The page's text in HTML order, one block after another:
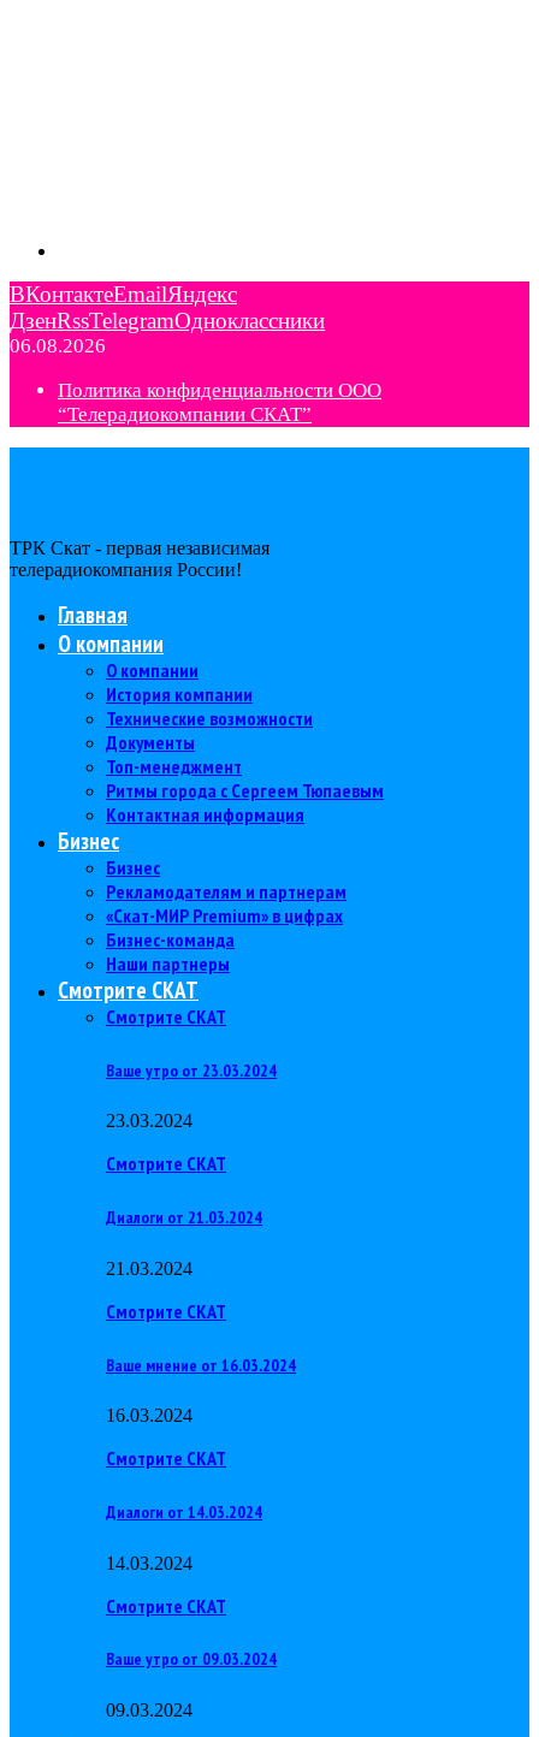
ВКонтактеEmailЯндекс
ДзенRssTelegramОдноклассники
06.08.2026
Политика конфиденциальности ООО
“Телерадиокомпании СКАТ”
ТРК Скат - первая независимая
телерадиокомпания Роcсии!
Главная
О компании
О компании
История компании
Технические возможности
Документы
Топ-менеджмент
Ритмы города с Сергеем Тюпаевым
Контактная информация
Бизнес
Бизнес
Рекламодателям и партнерам
«Скат-МИР Premium» в цифрах
Бизнес-команда
Наши партнеры
Смотрите СКАТ
Смотрите СКАТ
Ваше утро от 23.03.2024
23.03.2024
Смотрите СКАТ
Диалоги от 21.03.2024
21.03.2024
Смотрите СКАТ
Ваше мнение от 16.03.2024
16.03.2024
Смотрите СКАТ
Диалоги от 14.03.2024
14.03.2024
Смотрите СКАТ
Ваше утро от 09.03.2024
09.03.2024